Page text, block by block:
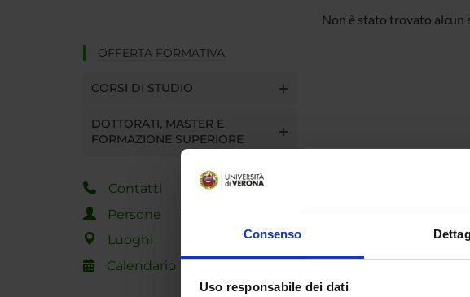
Consenso
Uso responsabile dei dati
OFFERTA FORMATIVA
CORSI DI STUDIO
DOTTORATI, MASTER E
FORMAZIONE SUPERIORE
Contatti
Persone
Luoghi
Calendario
Non è stato trovato alcun